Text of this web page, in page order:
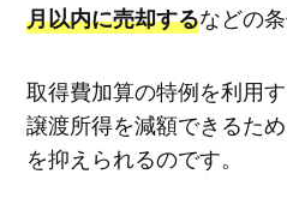
月以内に売却するなどの
取得費加算の特例を利用
譲渡所得を減額できるた
を抑えられるのです。